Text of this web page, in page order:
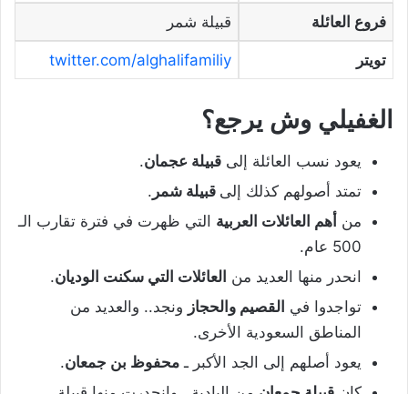
فروع العائلة قبيلة شمر
تويتر twitter.com/alghalifamiliy
الغفيلي وش يرجع؟
يعود نسب العائلة إلى قبيلة عجمان.
تمتد أصولهم كذلك إلى قبيلة شمر .
من أهم العائلات العربية التي ظهرت في فترة تقارب الـ
500 عام.
انحدر منها العديد من العائلات التي سكنت الوديان.
تواجدوا في القصيم والحجاز ونجد.. والعديد من
المناطق السعودية الأخرى.
يعود أصلهم إلى الجد الأكبر ـ محفوظ بن جمعان.